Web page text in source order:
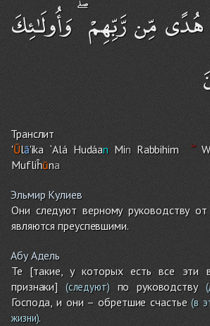
مِّن رَّبِّهِمْ ۖ وَأُولَـٰئِكَ
Транслит
'Ūlā'ika `Alá Hudáan MinRabbihim
Mufliĥūna
Эльмир Кулиев
Они следуют верному руководству
являются преуспевшими.
Абу Адель
Те [такие, у которых есть все эти
признаки] (следуют)по руководству
Господа, и они – обретшие счастье(в
жизни).